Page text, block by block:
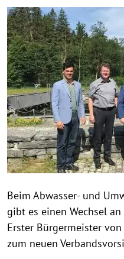
Beim Abwasser- und
gibt es einen Wechsel
Erster Bürgermeister
zum neuen